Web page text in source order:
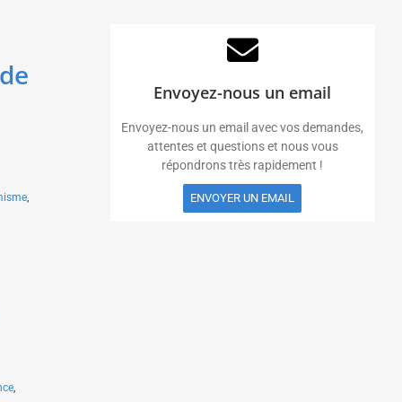
,
Envoyez-nous un email
Envoyez-nous un email avec vos demandes,
attentes et questions et nous vous
répondrons très rapidement !
ENVOYER UN EMAIL